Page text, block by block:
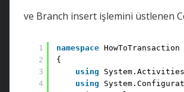
ve Branch insert işlemini üstlenen
1
2
3
4
namespace HowToTransaction
{
using
using